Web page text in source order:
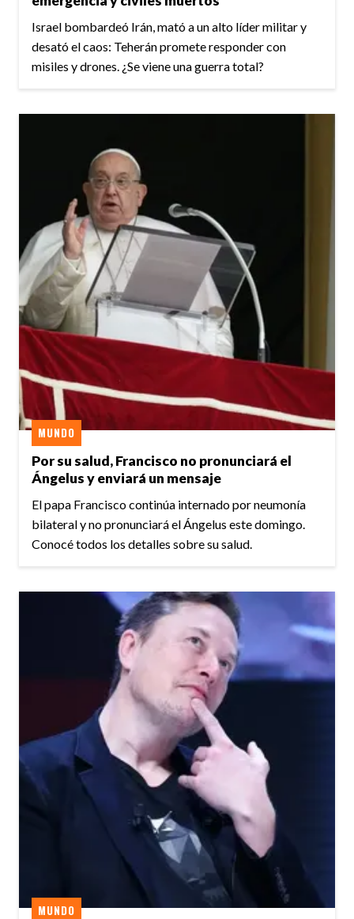
Israel bombardeó Irán, mató a un alto líder militar y
desató el caos: Teherán promete responder con
misiles y drones. ¿Se viene una guerra total?
Por su salud, Francisco no pronunciará el
Ángelus y enviará un mensaje
MUNDO
El papa Francisco continúa internado por neumonía
bilateral y no pronunciará el Ángelus este domingo.
Conocé todos los detalles sobre su salud.
MUNDO